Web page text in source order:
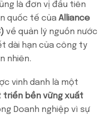
là đơn vị đầu tiên
quốc tế của Alliance
về quản lý nguồn nước
dài hạn của công ty
nhiên.
vinh danh là một
triển bền vững xuất
Doanh nghiệp vì sự